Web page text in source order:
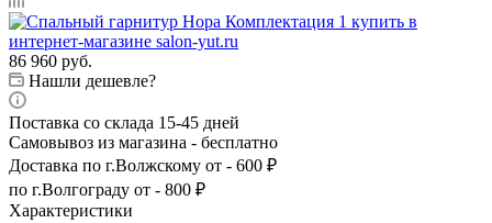
86 960 руб.
Нашли дешевле?
Поставка со склада 15-45 дней
Самовывоз из магазина - бесплатно
Доставка по г.Волжскому от - 600 ₽
по г.Волгограду от - 800 ₽
Характеристики